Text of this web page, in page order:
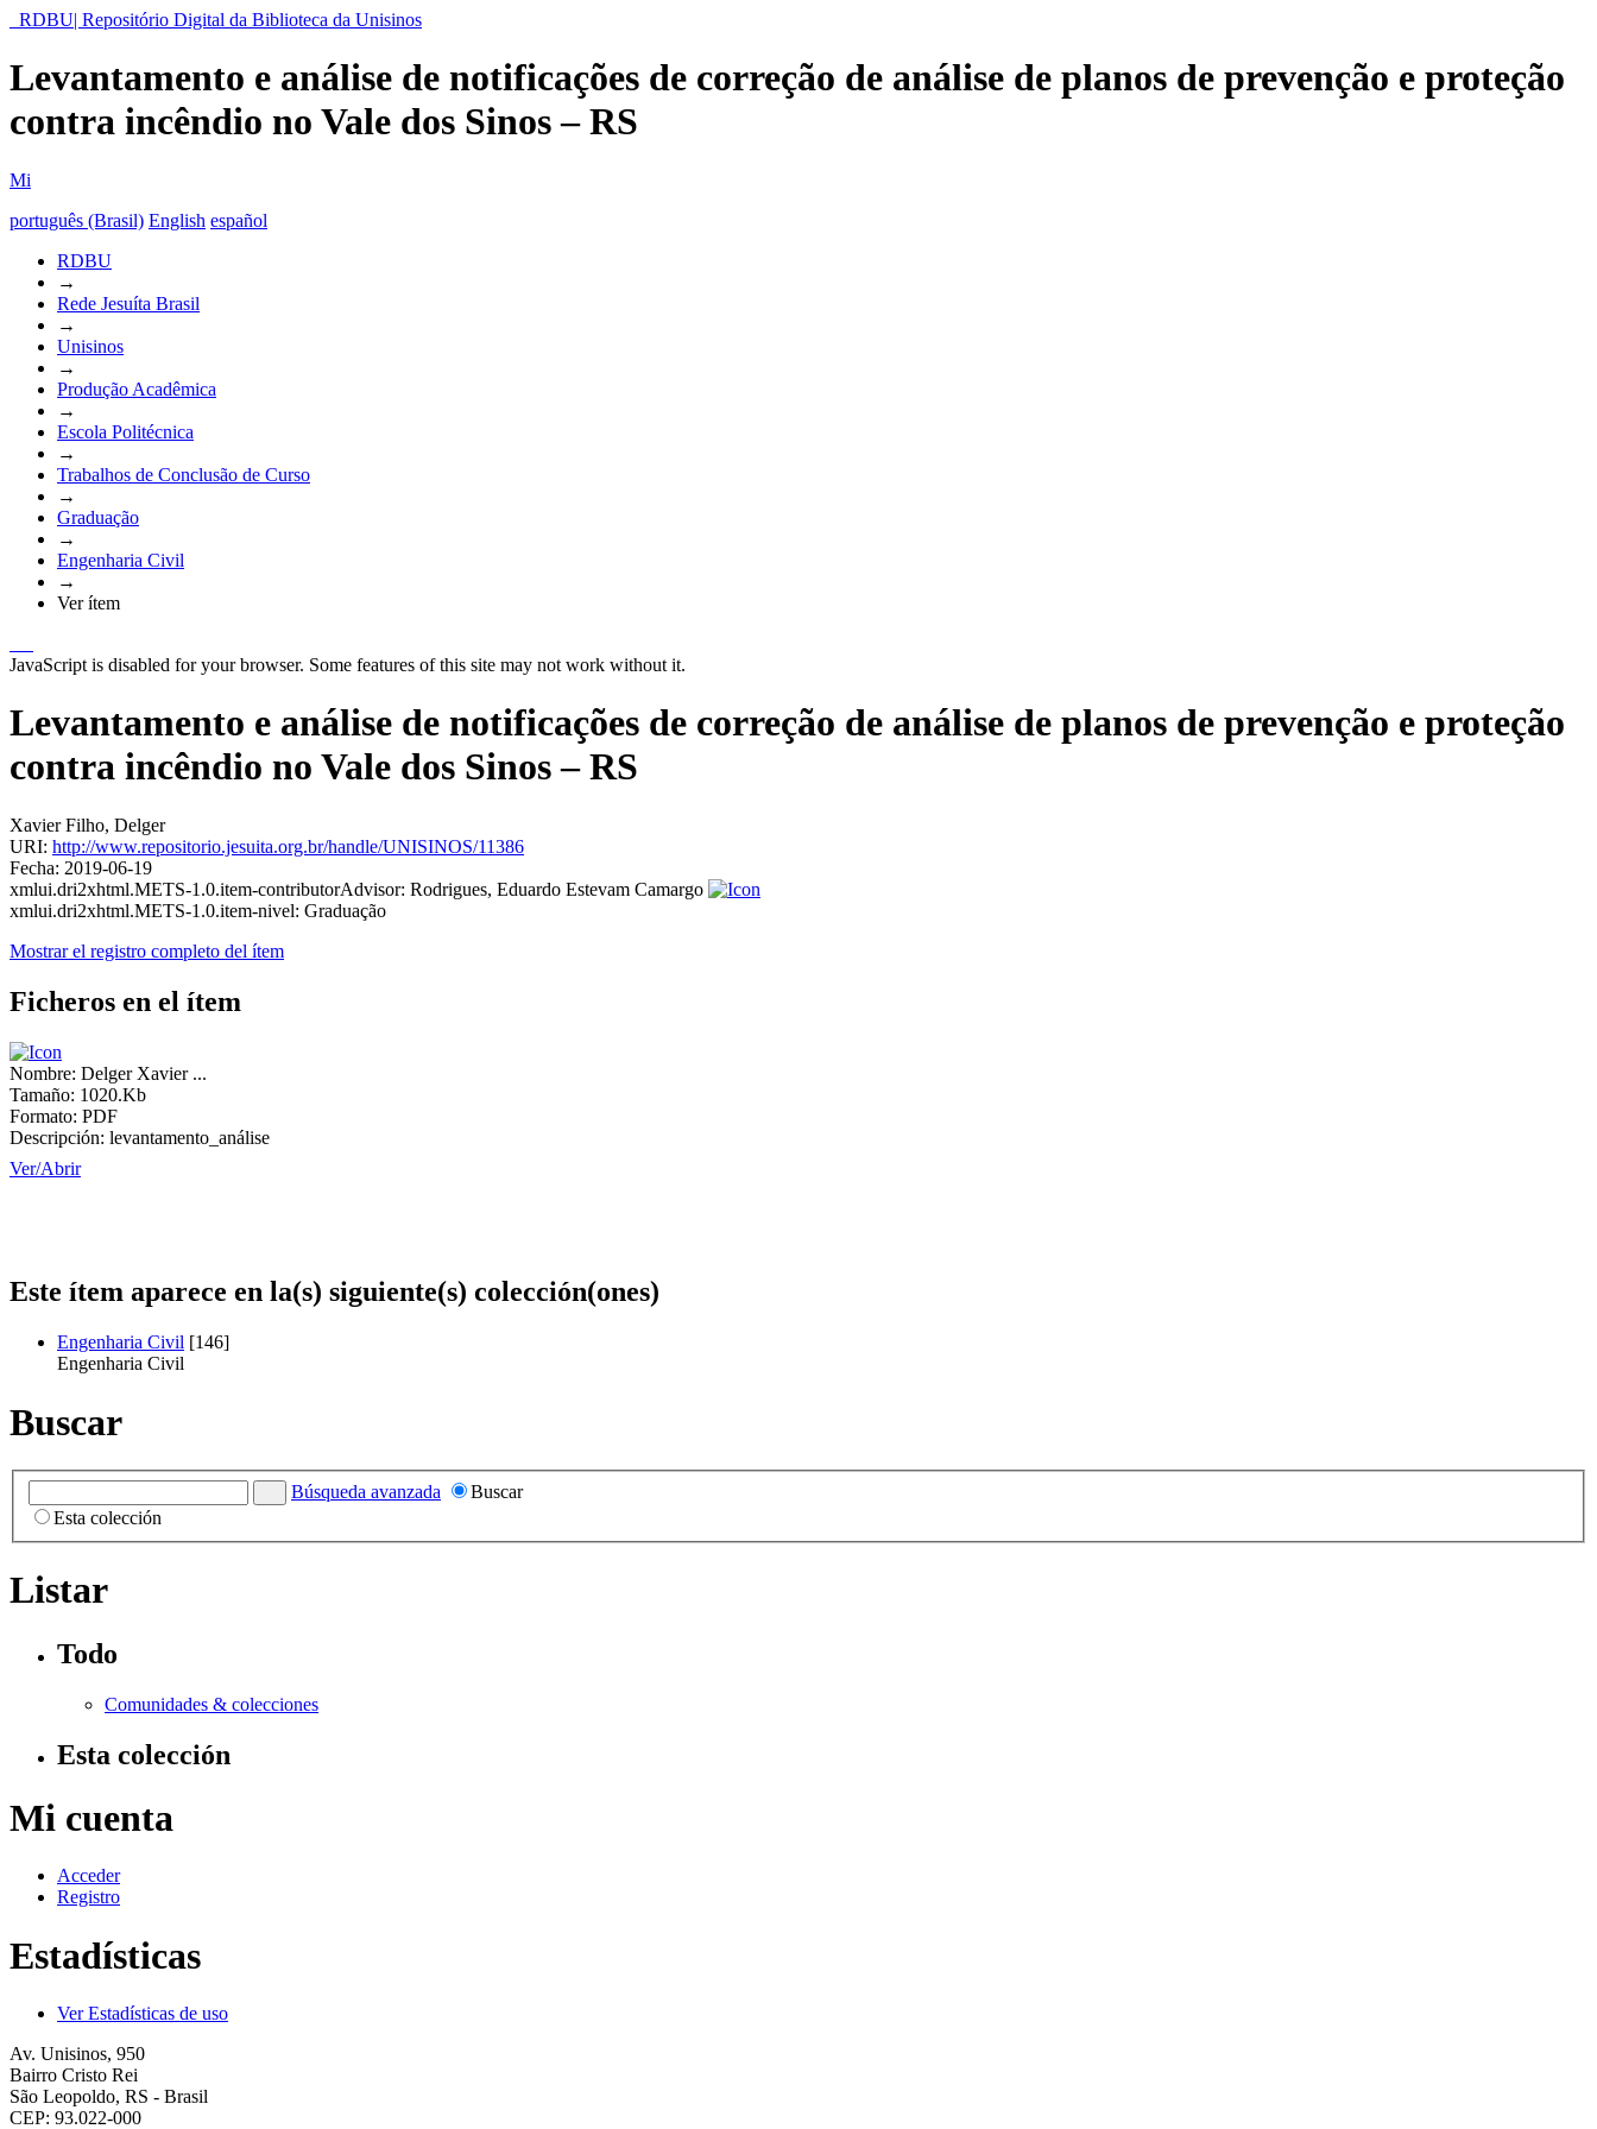
RDBU| Repositório Digital da Biblioteca da Unisinos
Levantamento e análise de notificações de correção de análise de planos de prevenção e proteção
contra incêndio no Vale dos Sinos – RS
Mi
português (Brasil) English español
RDBU
→
Rede Jesuíta Brasil
→
Unisinos
→
Produção Acadêmica
→
Escola Politécnica
→
Trabalhos de Conclusão de Curso
→
Graduação
→
Engenharia Civil
→
Ver ítem
JavaScript is disabled for your browser. Some features of this site may not work without it.
Levantamento e análise de notificações de correção de análise de planos de prevenção e proteção
contra incêndio no Vale dos Sinos – RS
Xavier Filho, Delger
URI: http://www.repositorio.jesuita.org.br/handle/UNISINOS/11386
Fecha: 2019-06-19
xmlui.dri2xhtml.METS-1.0.item-contributorAdvisor: Rodrigues, Eduardo Estevam Camargo
xmlui.dri2xhtml.METS-1.0.item-nivel: Graduação
Mostrar el registro completo del ítem
Ficheros en el ítem
Nombre: Delger Xavier ...
Tamaño: 1020.Kb
Formato: PDF
Descripción: levantamento_análise
Ver/Abrir
Este ítem aparece en la(s) siguiente(s) colección(ones)
Engenharia Civil [146]
Engenharia Civil
Buscar
Búsqueda avanzada
Buscar
Esta colección
Listar
Todo
Comunidades & colecciones
Esta colección
Mi cuenta
Acceder
Registro
Estadísticas
Ver Estadísticas de uso
Av. Unisinos, 950
Bairro Cristo Rei
São Leopoldo, RS - Brasil
CEP: 93.022-000